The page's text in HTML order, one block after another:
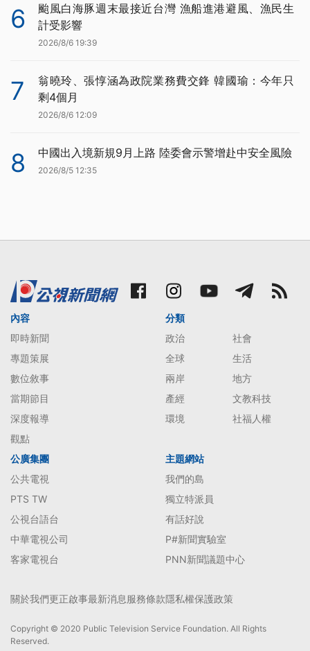
6
颱風白海豚週末最接近台灣 漁船進港避風、漁民生
計受影響
2026/8/6 19:39
7
翁曉玲、張惇涵為政院業務費交鋒 韓國瑜：今年只
剩4個月
2026/8/6 12:09
8 中國出入境新規9月上路 陸委會示警增赴中安全風險
2026/8/5 12:35
內容
即時新聞
專題策展
數位敘事
當期節目
深度報導
觀點
分類
政治
社會
全球
生活
兩岸
地方
產經
文教科技
環境
社福人權
公廣集團
公共電視
PTS TW
公視台語台
中華電視公司
客家電視台
主題網站
我們的島
獨立特派員
有話好說
P#新聞實驗室
PNN新聞議題中心
關於我們更正啟事最新消息服務條款隱私權保護政策
Copyright © 2020 Public Television Service Foundation. All Rights
Reserved.